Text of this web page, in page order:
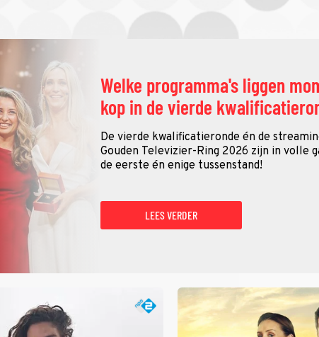
Welke programma's liggen
kop in de vierde
De vierde kwalificatieronde én de
Gouden Televizier-Ring 2026 zijn in volle
de eerste én enige tussenstand!
LEES VERDER